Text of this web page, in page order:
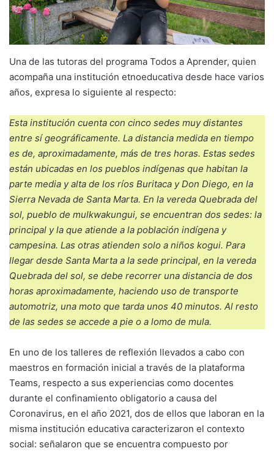
Una de las tutoras del programa Todos a Aprender, quien
acompaña una institución etnoeducativa desde hace varios
años, expresa lo siguiente al respecto:
Esta institución cuenta con cinco sedes muy distantes
entre sí geográficamente. La distancia medida en tiempo
es de, aproximadamente, más de tres horas. Estas sedes
están ubicadas en los pueblos indígenas que habitan la
parte media y alta de los ríos Buritaca y Don Diego, en la
Sierra Nevada de Santa Marta. En la vereda Quebrada del
sol, pueblo de mulkwakungui, se encuentran dos sedes: la
principal y la que atiende a la población indígena y
campesina. Las otras atienden solo a niños kogui. Para
llegar desde Santa Marta a la sede principal, en la vereda
Quebrada del sol, se debe recorrer una distancia de dos
horas aproximadamente, haciendo uso de transporte
automotriz, una moto que tarda unos 40 minutos. Al resto
de las sedes se accede a pie o a lomo de mula.
En uno de los talleres de reflexión llevados a cabo con
maestros en formación inicial a través de la plataforma
Teams, respecto a sus experiencias como docentes
durante el confinamiento obligatorio a causa del
Coronavirus, en el año 2021, dos de ellos que laboran en la
misma institución educativa caracterizaron el contexto
social: señalaron que se encuentra compuesto por